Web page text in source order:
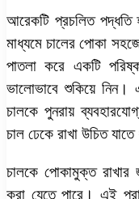
আরেকটি প্রচলিত
মাধ্যমে চালের পোকা
পাতলা করে একটি
ভালোভাবে শুকিয়ে
চালকে পুনরায়
চাল ঢেকে রাখা উচিত
চালকে পোকামুক্ত রাখার
করা যেতে পারে। এই